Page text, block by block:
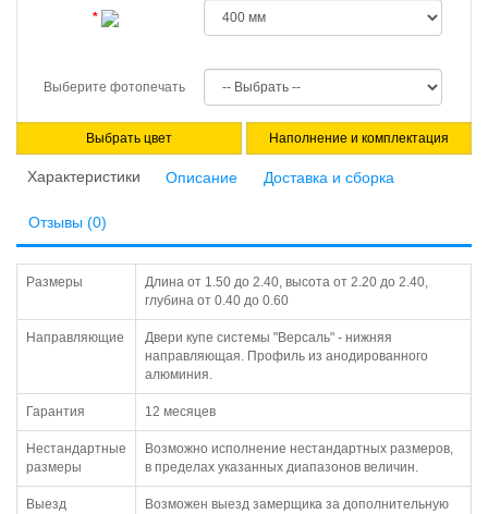
Выберите фотопечать
Выбрать цвет Наполнение и комплектация
Характеристики Описание Доставка и сборка
Отзывы (0)
Размеры
Длина от 1.50 до 2.40, высота от 2.20 до 2.40,
глубина от 0.40 до 0.60
Направляющие
Двери купе системы "Версаль" - нижняя
направляющая. Профиль из анодированного
алюминия.
Гарантия 12 месяцев
Нестандартные
размеры
Возможно исполнение нестандартных размеров,
в пределах указанных диапазонов величин.
Выезд
Возможен выезд замерщика за дополнительную